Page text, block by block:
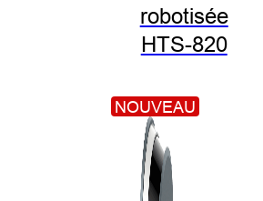
robotisée
HTS-820
NOUVEAU